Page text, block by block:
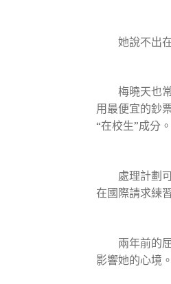
她說不出在
梅曉天也常
用最便宜的鈔
“在校生”成分。
處理計劃可
在國際請求練
兩年前的屈
影響她的心境